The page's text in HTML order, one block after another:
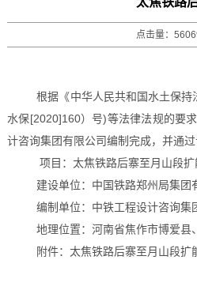
点击量：
根据《中华人民共和国水土保持
水保[2020]160） 号)等法律法规的要
计咨询集团有限公司编制完成，并通
项目：太焦铁路后寨至月山段
建设单位：中国铁路郑州局集团
编制单位：中铁工程设计咨询集
地理位置：河南省焦作市博爱县
附件：太焦铁路后寨至月山段扩